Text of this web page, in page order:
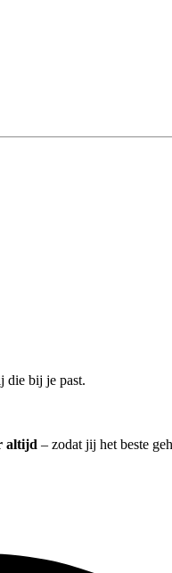
die bij je past.
altijd – zodat jij het beste